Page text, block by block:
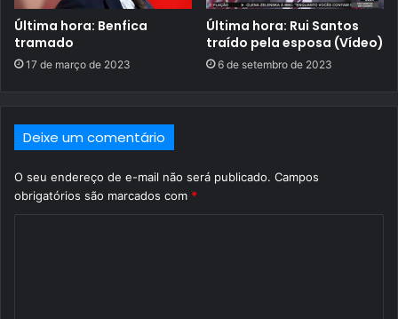
Última hora: Benfica
tramado
17 de março de 2023
Última hora: Rui Santos
traído pela esposa (Vídeo)
6 de setembro de 2023
Deixe um comentário
O seu endereço de e-mail não será publicado. Campos
obrigatórios são marcados com *